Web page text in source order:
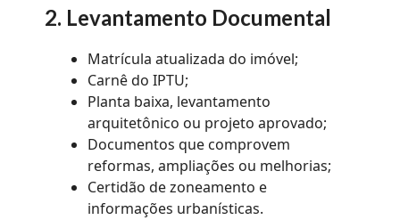
2. Levantamento Documental
Matrícula atualizada do imóvel;
Carnê do IPTU;
Planta baixa, levantamento
arquitetônico ou projeto aprovado;
Documentos que comprovem
reformas, ampliações ou melhorias;
Certidão de zoneamento e
informações urbanísticas.